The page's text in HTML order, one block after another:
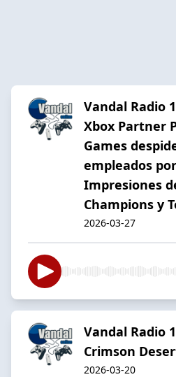
Vandal Radio
Xbox Partner
Games
empleados
Impresiones
Champions y
2026-03-27
Vandal Radio
Crimson
2026-03-20